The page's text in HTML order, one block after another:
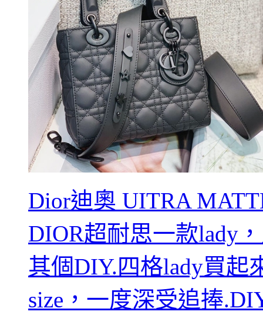
Dior迪奧 UITRA
DIOR超耐思一款lady
其個DIY.四格lady買起
size，一度深受追捧